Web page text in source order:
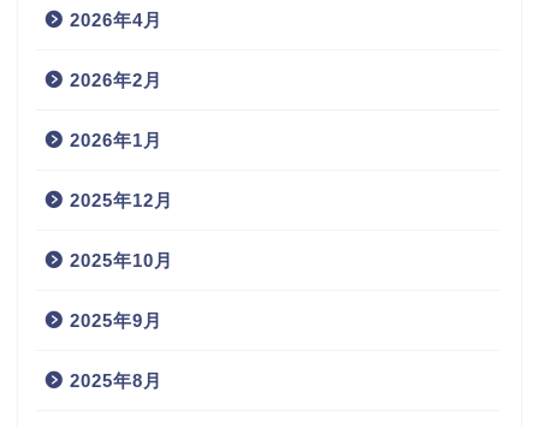
2026年4月
2026年2月
2026年1月
2025年12月
2025年10月
2025年9月
2025年8月